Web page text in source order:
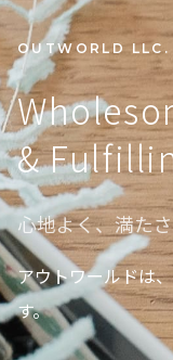
OUTWORLD LLC.
&
心地よく、満た
アウトワールドは
す。